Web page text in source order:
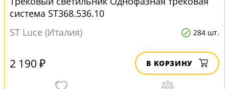
система ST368.536.10
ST Luce (Италия)
284 шт.
2 190 ₽ В КОРЗИНУ